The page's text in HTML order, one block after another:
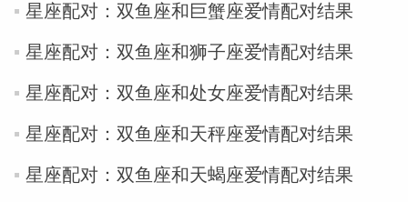
星座配对：双鱼座和巨蟹座爱情配对结果
星座配对：双鱼座和狮子座爱情配对结果
星座配对：双鱼座和处女座爱情配对结果
星座配对：双鱼座和天秤座爱情配对结果
星座配对：双鱼座和天蝎座爱情配对结果